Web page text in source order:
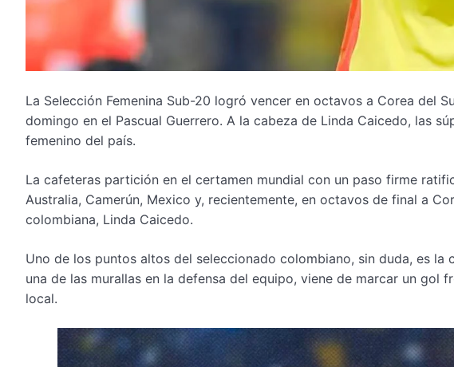
La Selección Femenina Sub-20 logró vencer en octavos a Corea del
domingo en el Pascual Guerrero. A la cabeza de Linda Caicedo, las
femenino del país.
La cafeteras partición en el certamen mundial con un paso firme
Australia, Camerún, Mexico y, recientemente, en octavos de final a
colombiana, Linda Caicedo.
Uno de los puntos altos del seleccionado colombiano, sin duda, es la
una de las murallas en la defensa del equipo, viene de marcar un gol
local.